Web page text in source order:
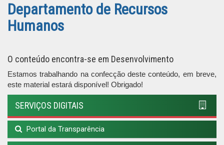
Departamento de Recursos
Humanos
O conteúdo encontra-se em Desenvolvimento
Estamos trabalhando na confecção deste conteúdo, em breve,
este material estará disponível! Obrigado!
SERVIÇOS DIGITAIS
Portal da Transparência